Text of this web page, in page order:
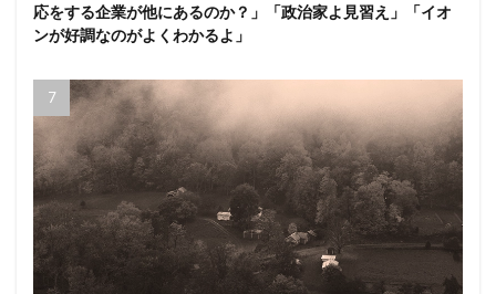
応をする企業が他にあるのか？」「政治家よ見習え」「イオ
ンが好調なのがよくわかるよ」